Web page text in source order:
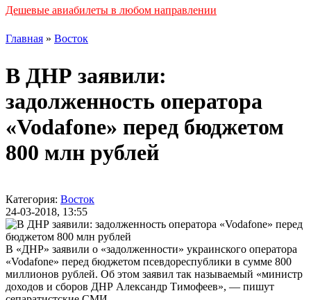
Дешевые авиабилеты в любом направлении
Главная » Восток
В ДНР заявили:
задолженность оператора
«Vodafone» перед бюджетом
800 млн рублей
Категория: Восток
24-03-2018, 13:55
В «ДНР» заявили о «задолженности» украинского оператора
«Vodafone» перед бюджетом псевдореспублики в сумме 800
миллионов рублей. Об этом заявил так называемый «министр
доходов и сборов ДНР Александр Тимофеев», — пишут